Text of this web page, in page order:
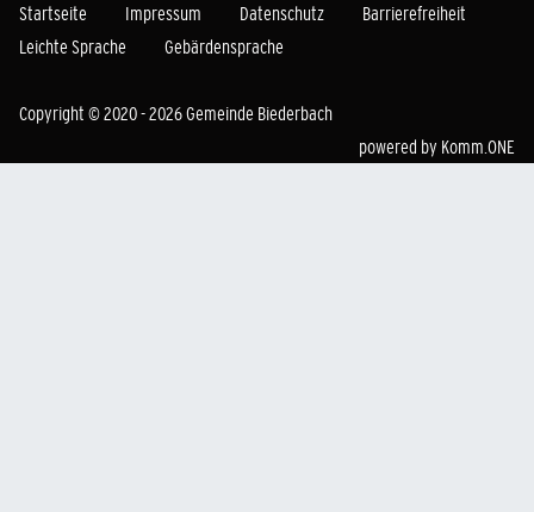
Startseite Impressum Datenschutz
Barrierefreiheit
Leichte Sprache
Gebärdensprache
Copyright © 2020 - 2026 Gemeinde Biederbach
powered by Komm.ONE